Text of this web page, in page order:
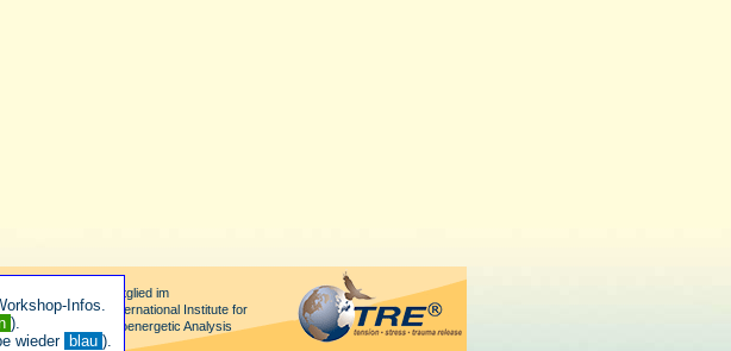
Mitglied im
International Institute for
Bioenergetic Analysis
Infos.
).
wieder blau ).